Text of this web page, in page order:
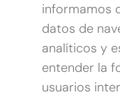
informamos
datos de
analíticos y
entender la
usuarios